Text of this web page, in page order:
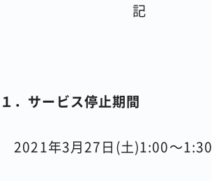
記
１．サービス停止期間
2021年3月27日(土)1:00～1:30